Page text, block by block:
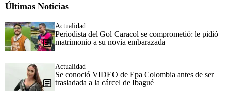
Últimas Noticias
Actualidad
Periodista del Gol Caracol se comprometió: le pidió
matrimonio a su novia embarazada
Actualidad
Se conoció VIDEO de Epa Colombia antes de ser
trasladada a la cárcel de Ibagué